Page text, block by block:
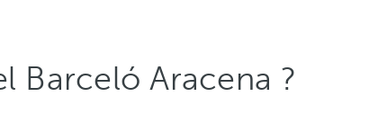
Barceló Aracena ?